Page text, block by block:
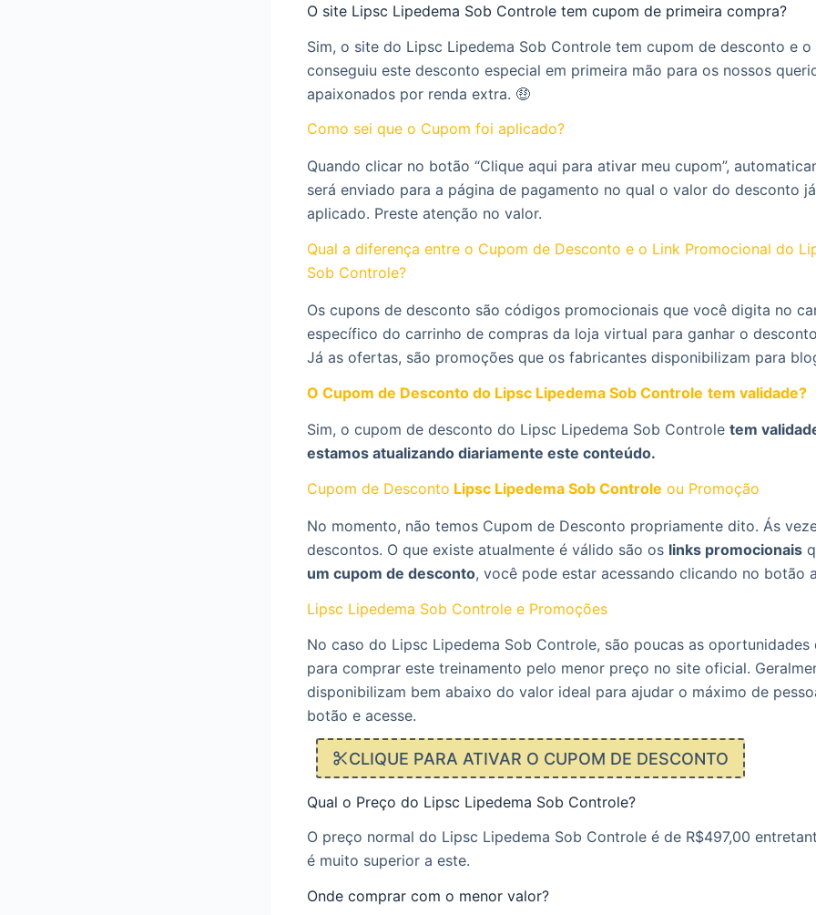
O site Lipsc Lipedema Sob Controle tem cupom de primeira compra?
Sim, o site do Lipsc Lipedema Sob Controle tem cupom de desconto e o
conseguiu este desconto especial em primeira mão para os nossos
apaixonados por renda extra. 🤑
Como sei que o Cupom foi aplicado?
Quando clicar no botão “Clique aqui para ativar meu cupom”,
será enviado para a página de pagamento no qual o valor do desconto
aplicado. Preste atenção no valor.
Qual a diferença entre o Cupom de Desconto e o Link Promocional do
Sob Controle?
Os cupons de desconto são códigos promocionais que você digita no
específico do carrinho de compras da loja virtual para ganhar o
Já as ofertas, são promoções que os fabricantes disponibilizam para
O Cupom de Desconto do Lipsc Lipedema Sob Controle tem validade?
Sim, o cupom de desconto do Lipsc Lipedema Sob Controle tem
estamos atualizando diariamente este conteúdo.
Cupom de Desconto Lipsc Lipedema Sob Controle ou Promoção
No momento, não temos Cupom de Desconto propriamente dito. Ás
descontos. O que existe atualmente é válido são os links promocionais
um cupom de desconto, você pode estar acessando clicando no botão
Lipsc Lipedema Sob Controle e Promoções
No caso do Lipsc Lipedema Sob Controle, são poucas as oportunidades
para comprar este treinamento pelo menor preço no site oficial.
disponibilizam bem abaixo do valor ideal para ajudar o máximo de
botão e acesse.
CLIQUE PARA ATIVAR O CUPOM DE DESCONTO
Qual o Preço do Lipsc Lipedema Sob Controle?
O preço normal do Lipsc Lipedema Sob Controle é de R$497,00
é muito superior a este.
Onde comprar com o menor valor?